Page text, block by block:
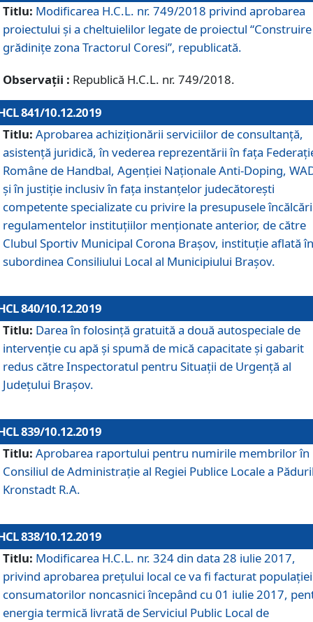
Titlu: Modificarea H.C.L. nr. 749/2018 privind aprobarea
proiectului și a cheltuielilor legate de proiectul “Construire
grădinițe zona Tractorul Coresi”, republicată.
Observații : Republică H.C.L. nr. 749/2018.
841/10.12.2019
Titlu: Aprobarea achiziționării serviciilor de consultanță,
asistență juridică, în vederea reprezentării în fața
Române de Handbal, Agenției Naționale Anti-Doping,
și în justiție inclusiv în fața instanțelor judecătorești
competente specializate cu privire la presupusele
regulamentelor instituțiilor menționate anterior, de către
Clubul Sportiv Municipal Corona Braşov, instituție aflată în
subordinea Consiliului Local al Municipiului Brașov.
840/10.12.2019
Titlu: Darea în folosință gratuită a două autospeciale de
intervenție cu apă și spumă de mică capacitate și gabarit
redus către Inspectoratul pentru Situaţii de Urgenţă al
Judeţului Brașov.
839/10.12.2019
Titlu: Aprobarea raportului pentru numirile membrilor în
Consiliul de Administraţie al Regiei Publice Locale a
Kronstadt R.A.
838/10.12.2019
Titlu: Modificarea H.C.L. nr. 324 din data 28 iulie 2017,
privind aprobarea preţului local ce va fi facturat
consumatorilor noncasnici începând cu 01 iulie 2017,
energia termică livrată de Serviciul Public Local de